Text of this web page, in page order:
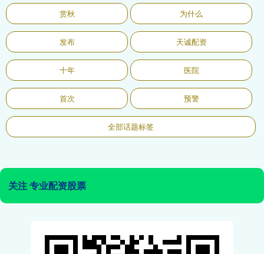
赏秋 为什么
发布 天诚配资
十年 医院
首次 预警
全部话题标签
关注 专业配资股票